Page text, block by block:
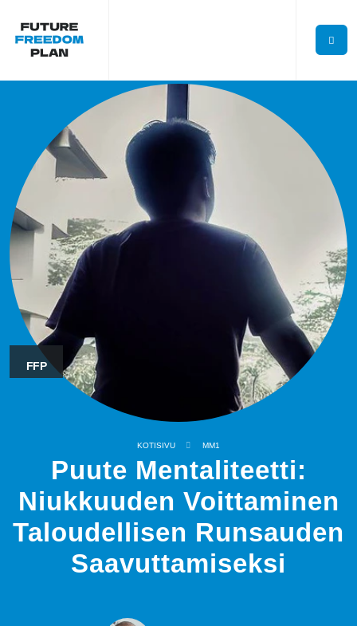
FFP
KOTISIVU MM1
Puute Mentaliteetti:
Niukkuuden Voittaminen
Taloudellisen Runsauden
Saavuttamiseksi